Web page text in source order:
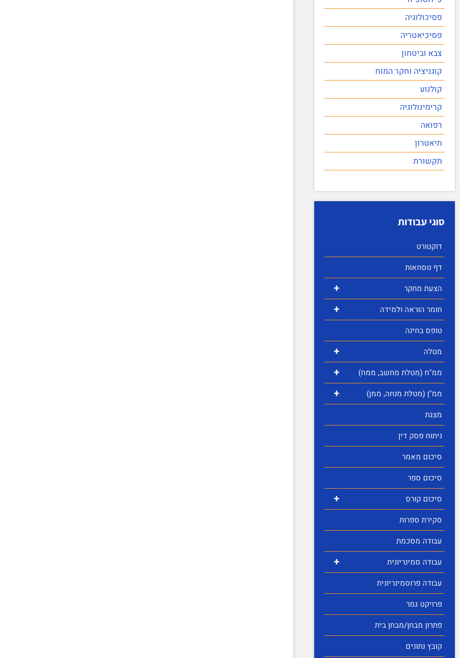
פסיכולוגיה
פסיכיאטריה
צבא וביטחון
קוגניציה וחקר המוח
קולנוע
קרימינולוגיה
רפואה
תיאטרון
תקשורת
סוגי עבודות
דוקטורט
דף נוסחאות
+ הצעת מחקר
+
חומר הוראה ולמידה
טופס בחינה
+ מטלה
+ ממ"ח (מטלת מחשב, ממח)
+
ממ"ן (מטלת מנחה, ממן)
מצגת
ניתוח פסק דין
סיכום מאמר
סיכום ספר
+
סיכום קורס
סקירת ספרות
עבודה מסכמת
+
עבודה סמינריונית
עבודה פרוסמינריונית
פרויקט גמר
פתרון מבחן/מבחן בית
קובץ נתונים